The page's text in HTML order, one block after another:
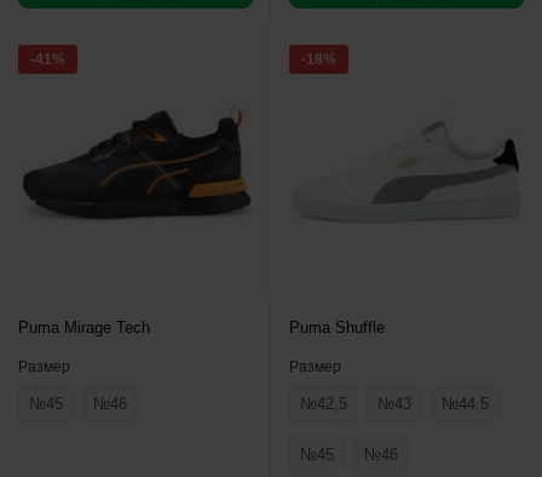
-41%
Puma Mirage Tech
Размер
№45 №46
-18%
Puma Shuffle
Размер
№42,5 №43 №44,5
№45 №46